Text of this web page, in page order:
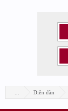
Diễn đàn